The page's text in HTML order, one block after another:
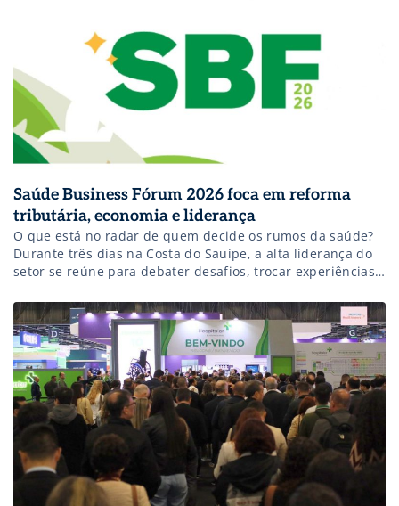
Saúde Business Fórum 2026 foca em reforma
tributária, economia e liderança
O que está no radar de quem decide os rumos da saúde?
Durante três dias na Costa do Sauípe, a alta liderança do
setor se reúne para debater desafios, trocar experiências